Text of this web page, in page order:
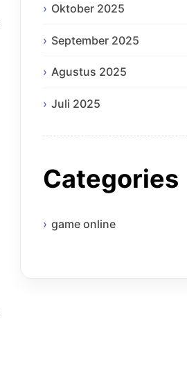
Oktober 2025
September 2025
Agustus 2025
Juli 2025
Categories
game online